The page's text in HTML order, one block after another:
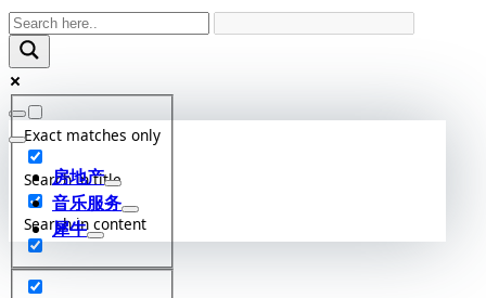
Skip
to
content
Exact matches only
Search in title
Search in content
房地产
音乐服务
犀牛